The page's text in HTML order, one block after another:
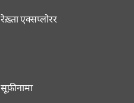
रेख़्ता एक्सप्लोरर
सूफ़ीनामा